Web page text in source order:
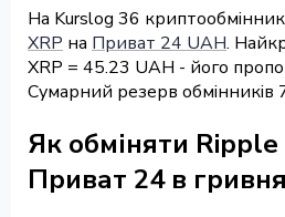
На Kurslog 36
XRP на Приват 24 UAH.
XRP = 45.23 UAH - його
Сумарний резерв
Як обміняти
Приват 24 в